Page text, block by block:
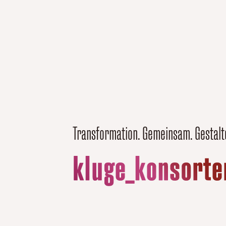
Transformation. Gemeinsam.